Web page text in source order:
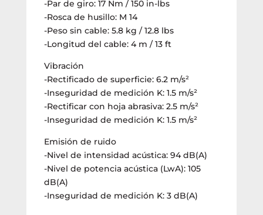
-Par de giro: 17 Nm / 150 in-lbs
-Rosca de husillo: M 14
-Peso sin cable: 5.8 kg / 12.8 lbs
-Longitud del cable: 4 m / 13 ft
Vibración
-Rectificado de superficie: 6.2 m/s²
-Inseguridad de medición K: 1.5 m/s²
-Rectificar con hoja abrasiva: 2.5 m/s²
-Inseguridad de medición K: 1.5 m/s²
Emisión de ruido
-Nivel de intensidad acústica: 94 dB(A)
-Nivel de potencia acústica (LwA): 105
dB(A)
-Inseguridad de medición K: 3 dB(A)